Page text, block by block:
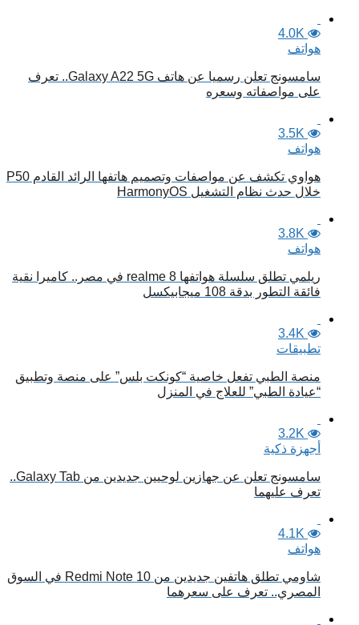
4.0K
هواتف
سامسونج تعلن رسميا عن هاتف Galaxy A22 5G.. تعرف
على مواصفاته وسعره
3.5K
هواتف
هواوي تكشف عن مواصفات وتصميم هاتفها الرائد القادم P50
خلال حدث نظام التشغيل HarmonyOS
3.8K
هواتف
ريلمي تطلق سلسلة هواتفها realme 8 في مصر.. كاميرا نقية
فائقة التطور بدقة 108 ميجابيكسل
3.4K
تطبيقات
منصة الطبي تفعل خاصية “كونكت بلس” على منصة وتطبيق
“عيادة الطبي” للعلاج في المنزل
3.2K
أجهزة ذكية
سامسونج تعلن عن جهازين لوحيين جديدين من Galaxy Tab..
تعرف عليهما
4.1K
هواتف
شاومي تطلق هاتفين جديدين من Redmi Note 10 في السوق
المصري.. تعرف على سعرهما